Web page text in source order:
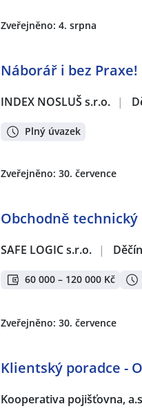
Zveřejněno: 4. srpna
Náborář i bez Praxe!
INDEX NOSLUŠ s.r.o. |
Plný úvazek
Zveřejněno: 30. července
Obchodně technický
SAFE LOGIC s.r.o. | Děčín
60 000 – 120 000 Kč
Zveřejněno: 30. července
Klientský poradce -
Kooperativa pojišťovna,